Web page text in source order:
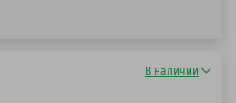
В наличии